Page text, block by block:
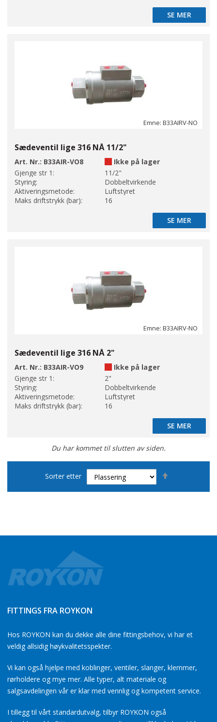
SE MER
SE MER
Emne: B33AIRV-NO
Sædeventil lige 316 NÅ 11/2"
Art. Nr.: B33AIR-VO8
Ikke på lager
Gjenge str 1:
11/2"
Styring:
Dobbeltvirkende
Aktiveringsmetode:
Luftstyret
Maks driftstrykk (bar):
16
SE MER
SE MER
Emne: B33AIRV-NO
Sædeventil lige 316 NÅ 2"
Art. Nr.: B33AIR-VO9
Ikke på lager
Gjenge str 1:
2"
Styring:
Dobbeltvirkende
Aktiveringsmetode:
Luftstyret
Maks driftstrykk (bar):
16
SE MER
SE MER
Du har kommet til slutten av siden.
Sorter etter
FITTINGS FRA ROYKON
Hos ROYKON kan du dekke alle dine fittingsbehov, vi har et
veldig allsidig høykvalitetsspekter.
Vi kan også hjelpe med koblinger, ventiler, slanger, klemmer,
rørholdere og mye mer. Alle typer, alt materiale og
salgsavdelingen vår er klar med vennlig og kompetent service.
I tillegg til vårt standardutvalg, tilbyr ROYKON også